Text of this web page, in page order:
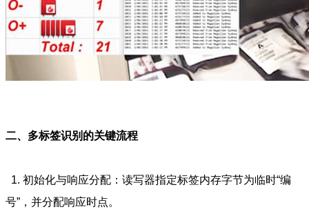
二、多标签识别的关键流程
1. 初始化与响应分配：读写器指定标签内存字节为临时“编
号”，并分配响应时点。